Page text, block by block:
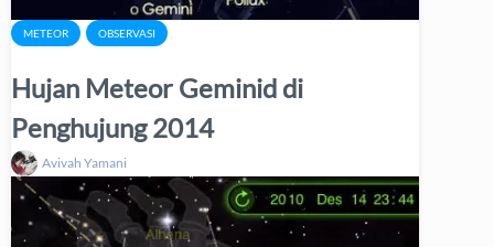
METEOR OBSERVASI
Hujan Meteor Geminid di
Penghujung 2014
Avivah Yamani